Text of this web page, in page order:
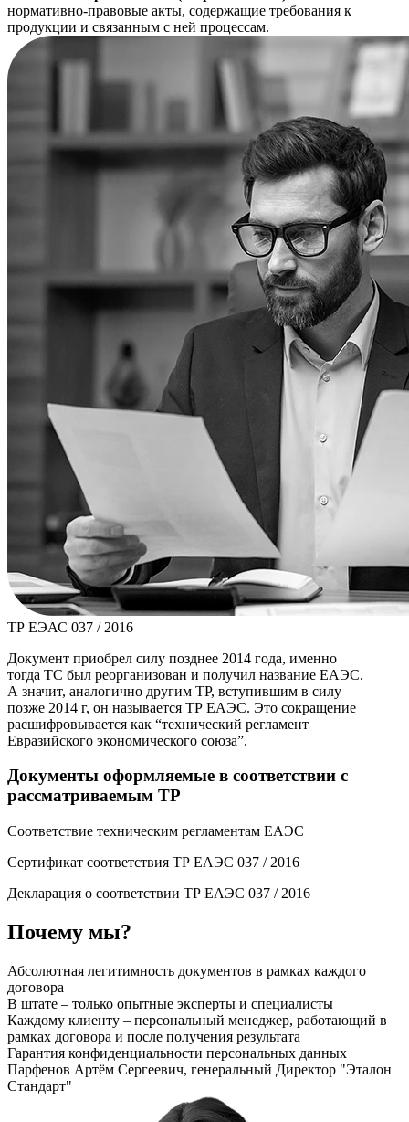
нормативно-правовые акты, содержащие требования к
продукции и связанным с ней процессам.
ТР ЕЭАС 037 / 2016
Документ приобрел силу позднее 2014 года, именно
тогда ТС был реорганизован и получил название ЕАЭС.
А значит, аналогично другим ТР, вступившим в силу
позже 2014 г, он называется ТР ЕАЭС. Это сокращение
расшифровывается как “технический регламент
Евразийского экономического союза”.
Документы оформляемые в соответствии с
рассматриваемым ТР
Соответствие техническим регламентам ЕАЭС
Сертификат соответствия ТР ЕАЭС 037 / 2016
Декларация о соответствии ТР ЕАЭС 037 / 2016
Почему мы?
Абсолютная легитимность документов в рамках каждого
договора
В штате – только опытные эксперты и специалисты
Каждому клиенту – персональный менеджер, работающий в
рамках договора и после получения результата
Гарантия конфиденциальности персональных данных
Парфенов Артём Сергеевич, генеральный Директор "Эталон
Стандарт"